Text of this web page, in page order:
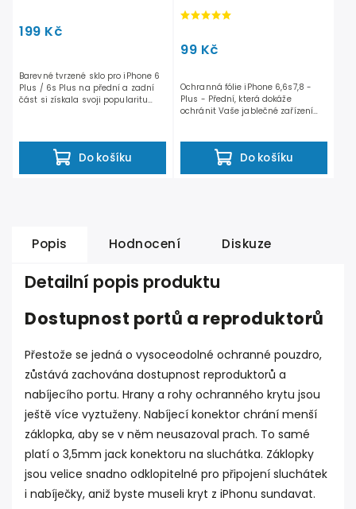
199 Kč
Do košíku
Barevné tvrzené sklo pro iPhone 6
Plus / 6s Plus na přední a zadní
část si získala svoji popularitu
99 Kč
Do košíku
Ochranná fólie iPhone 6,6s7,8 -
Plus - Přední, která dokáže
ochránit Vaše jablečné zařízení
Popis Hodnocení Diskuze
Detailní popis produktu
Dostupnost portů a reproduktorů
Přestože se jedná o vysoceodolné ochranné pouzdro,
zůstává zachována dostupnost reproduktorů a
nabíjecího portu. Hrany a rohy ochranného krytu jsou
ještě více vyztuženy. Nabíjecí konektor chrání menší
záklopka, aby se v něm neusazoval prach. To samé
platí o 3,5mm jack konektoru na sluchátka. Záklopky
jsou velice snadno odklopitelné pro připojení sluchátek
i nabíječky, aniž byste museli kryt z iPhonu sundavat.